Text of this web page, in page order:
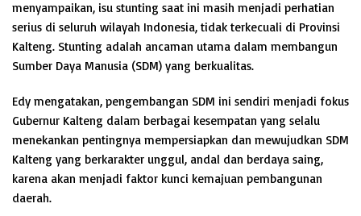
menyampaikan, isu stunting saat ini masih menjadi perhatian
serius di seluruh wilayah Indonesia, tidak terkecuali di Provinsi
Kalteng. Stunting adalah ancaman utama dalam membangun
Sumber Daya Manusia (SDM) yang berkualitas.
Edy mengatakan, pengembangan SDM ini sendiri menjadi fokus
Gubernur Kalteng dalam berbagai kesempatan yang selalu
menekankan pentingnya mempersiapkan dan mewujudkan SDM
Kalteng yang berkarakter unggul, andal dan berdaya saing,
karena akan menjadi faktor kunci kemajuan pembangunan
daerah.